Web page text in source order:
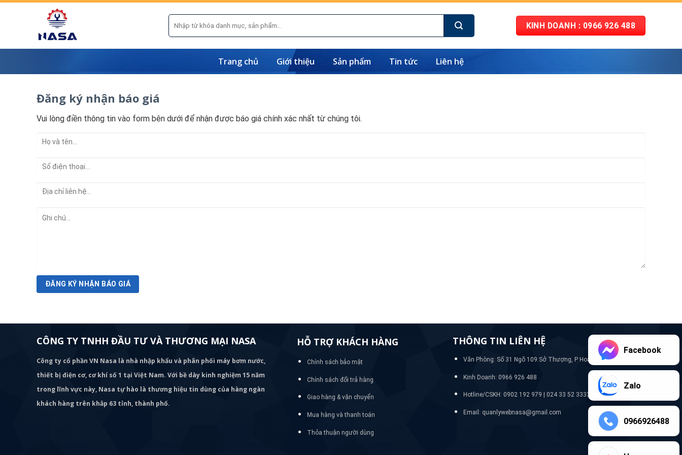
Skip
Tìm
kiếm:
KINH DOANH : 0966 926 488
Trang chủ Giới thiệu Sản phẩm Tin tức Liên hệ
Đăng ký nhận báo giá
Vui lòng điền thông tin vào form bên dưới để nhận được báo giá chính xác nhất từ chúng tôi.
CÔNG TY TNHH ĐẦU TƯ VÀ THƯƠNG MẠI NASA
Công ty cổ phần VN Nasa là nhà nhập khẩu và phân phối máy bơm nước,
thiết bị điện cơ, cơ khí số 1 tại Việt Nam. Với bề dày kinh nghiệm 15 năm
trong lĩnh vực này, Nasa tự hào là thương hiệu tin dùng của hàng ngàn
khách hàng trên khắp 63 tỉnh, thành phố.
HỖ TRỢ KHÁCH HÀNG
Chính sách bảo mật
Chính sách đổi trả hàng
Giao hàng & vận chuyển
Mua hàng và thanh toán
Thỏa thuận người dùng
THÔNG TIN LIÊN HỆ
Văn Phòng: Số 31 Ngõ 109 Sở Thượng, P Hoàng Mai, Hà Nội
Kinh Doanh: 0966 926 488
Hotline/CSKH: 0902 192 979 | 024 33 52 3333
Email: quanlywebnasa@gmail.com
Facebook
Zalo
0966926488